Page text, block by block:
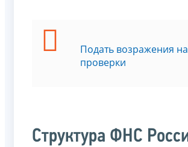
Подать возражения
проверки
Структура ФНС